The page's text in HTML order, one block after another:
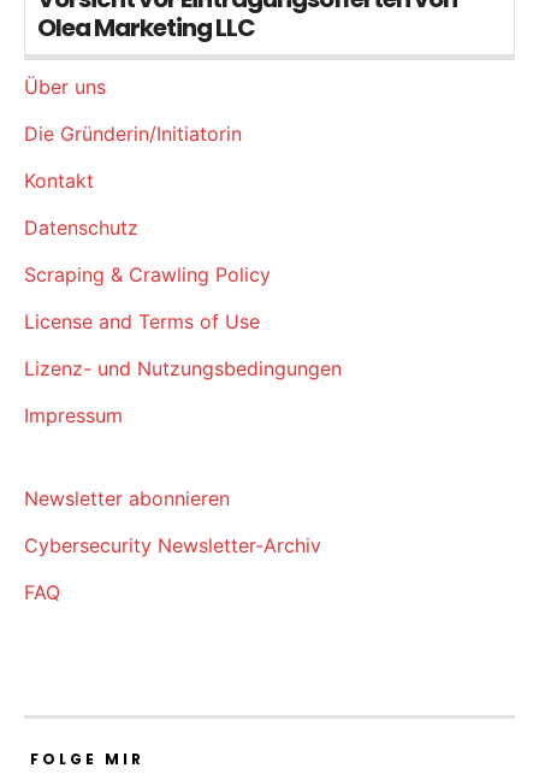
Olea Marketing LLC
Über uns
Die Gründerin/Initiatorin
Kontakt
Datenschutz
Scraping & Crawling Policy
License and Terms of Use
Lizenz- und Nutzungsbedingungen
Impressum
Newsletter abonnieren
Cybersecurity Newsletter-Archiv
FAQ
FOLGE MIR